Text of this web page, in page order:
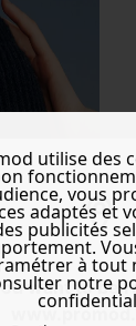
want to be
utilise des
vous
adaptés et
publicités
à tout
notre